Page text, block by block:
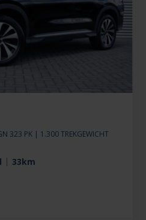
323 PK | 1.300 TREKGEWICHT
33km